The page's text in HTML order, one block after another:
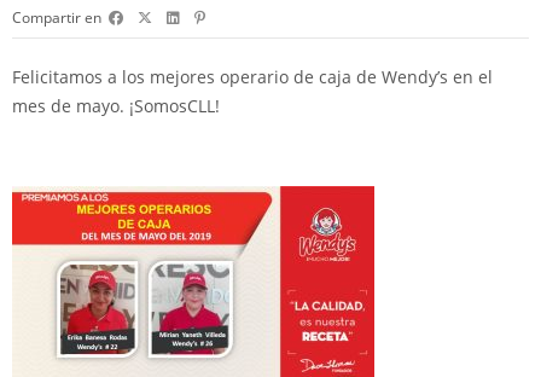
Compartir en
Felicitamos a los mejores operario de caja de Wendy’s en el
mes de mayo. ¡SomosCLL!